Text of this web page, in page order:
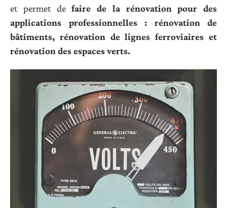
et permet defaire de la rénovation pour des
applications professionnelles : rénovation de
bâtiments, rénovation de lignes ferroviaires et
rénovation des espaces verts.